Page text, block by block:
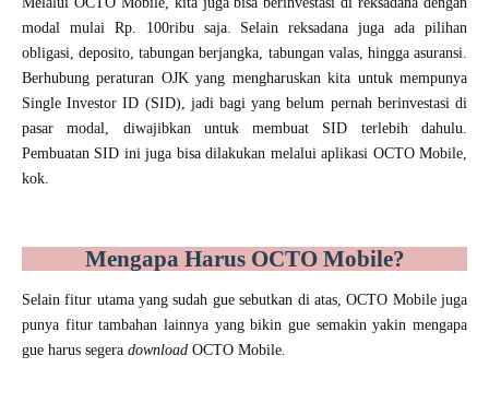
modal mulai Rp. 100ribu saja. Selain reksadana juga ada pilihan
obligasi, deposito, tabungan berjangka, tabungan valas, hingga asuransi.
Berhubung peraturan OJK yang mengharuskan kita untuk mempunya
Single Investor ID (SID), jadi bagi yang belum pernah berinvestasi di
pasar modal, diwajibkan untuk membuat SID terlebih dahulu.
Pembuatan SID ini juga bisa dilakukan melalui aplikasi OCTO Mobile,
kok.
Mengapa Harus OCTO Mobile?
Selain fitur utama yang sudah gue sebutkan di atas, OCTO Mobile juga
punya fitur tambahan lainnya yang bikin gue semakin yakin mengapa
gue harus segera download OCTO Mobile.